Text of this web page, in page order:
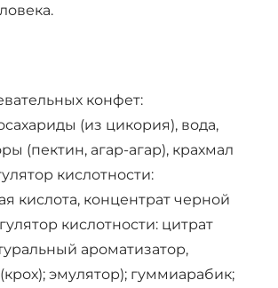
конфет:
(из цикория), вода,
(пектин, агар-агар), крахмал
кислотности:
кислота, концентрат черной
кислотности: цитрат
ароматизатор,
эмулятор); гуммиарабик;